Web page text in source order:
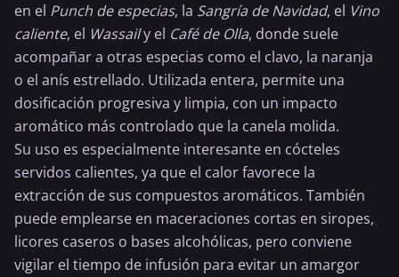
en el Punch de especias, la Sangría de Navidad, el Vino
caliente, el Wassaily el Café de Olla, donde suele
acompañar a otras especias como el clavo, la naranja
o el anís estrellado. Utilizada entera, permite una
dosificación progresiva y limpia, con un impacto
aromático más controlado que la canela molida.
Su uso es especialmente interesante en cócteles
servidos calientes, ya que el calor favorece la
extracción de sus compuestos aromáticos. También
puede emplearse en maceraciones cortas en siropes,
licores caseros o bases alcohólicas, pero conviene
vigilar el tiempo de infusión para evitar un amargor